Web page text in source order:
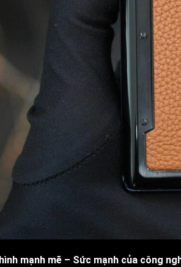
mạnh mẽ – Sức mạnh của công